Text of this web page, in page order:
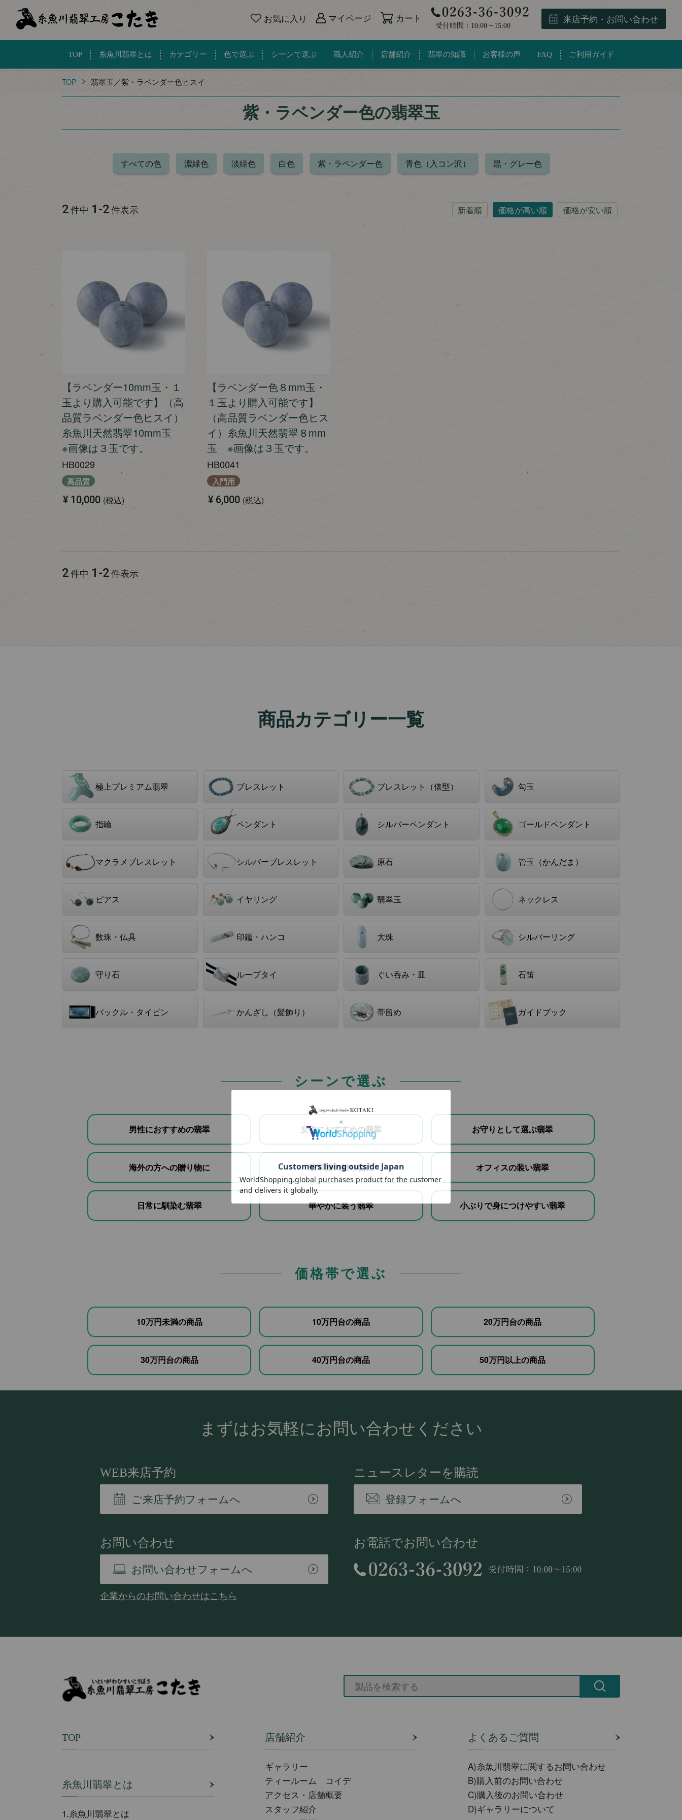
お気に入り マイページ カート 来店予約・お問い合わせ
TOP 糸魚川翡翠とは カテゴリー 色で選ぶ シーンで選ぶ 職人紹介 店舗紹介 翡翠の知識 お客様の声 FAQ ご利用ガイド
TOP 翡翠玉／紫・ラベンダー色ヒスイ
紫・ラベンダー色の翡翠玉
すべての色 濃緑色 淡緑色 白色 紫・ラベンダー色 青色（入コン沢） 黒・グレー色
新着順 価格が高い順 価格が安い順
2件中 1 -2件表示
【ラベンダー10mm玉・１
玉より購入可能です】（高
品質ラベンダー色ヒスイ）
糸魚川天然翡翠10mm玉
※画像は３玉です。
HB0029
高品質
¥ 10,000 税込
【ラベンダー色８mm玉・
１玉より購入可能です】
（高品質ラベンダー色ヒス
イ）糸魚川天然翡翠８mm
玉 ※画像は３玉です。
HB0041
入門用
¥ 6,000 税込
2件中 1 -2件表示
商品カテゴリー一覧
極上プレミアム翡翠 ブレスレット ブレスレット（俵型） 勾玉
指輪 ペンダント シルバーペンダント ゴールドペンダント
マクラメブレスレット シルバーブレスレット 原石 管玉（かんだま）
ピアス イヤリング 翡翠玉 ネックレス
数珠・仏具 印鑑・ハンコ 大珠 シルバーリング
守り石 ループタイ ぐい呑み・皿 石笛
バックル・タイピン かんざし（髪飾り） 帯留め ガイドブック
シーンで選ぶ
男性におすすめの翡翠 女性におすすめの翡翠 お守りとして選ぶ翡翠
海外の方への贈り物に 翡翠婚の贈り物に オフィスの装い翡翠
日常に馴染む翡翠 華やかに装う翡翠 小ぶりで身につけやすい翡翠
価格帯で選ぶ
10万円未満の商品 10万円台の商品 20万円台の商品
30万円台の商品 40万円台の商品 50万円以上の商品
まずはお気軽にお問い合わせください
WEB来店予約
ご来店予約フォームへ
お問い合わせ
お問い合わせフォームへ
企業からのお問い合わせはこちら
ニュースレターを購読
登録フォームへ
お電話でお問い合わせ
TOP
糸魚川翡翠とは
1.糸魚川翡翠とは
店舗紹介
ギャラリー
ティールーム コイデ
アクセス・店舗概要
スタッフ紹介
よくあるご質問
A)糸魚川翡翠に関するお問い合わせ
B)購入前のお問い合わせ
C)購入後のお問い合わせ
D)ギャラリーについて